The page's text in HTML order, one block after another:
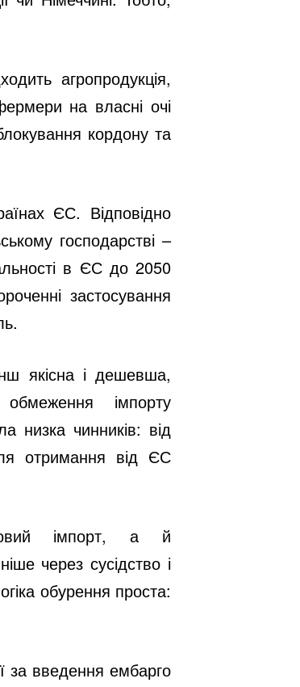
агропродукція,
на власні очі
кордону та
ЄС. Відповідно
господарстві –
в ЄС до 2050
застосування
якісна і дешевша,
імпорту
низка чинників: від
отримання від ЄС
імпорт, а й
через сусідство і
обурення проста:
за введення ембарго